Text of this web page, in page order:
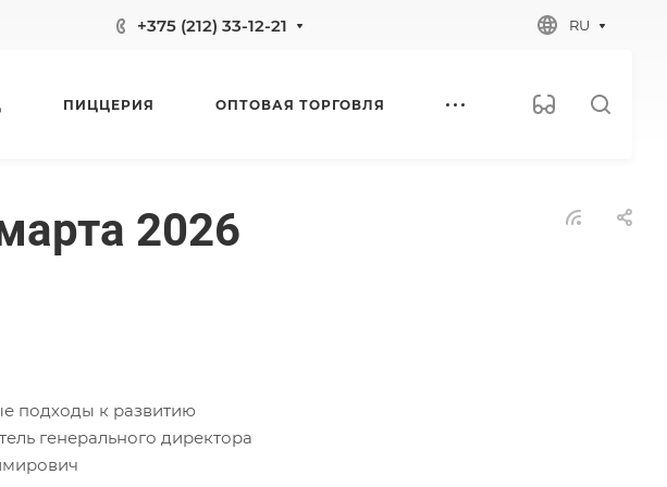
+375 (212) 33-12-21 RU
ПИЦЦЕРИЯ ОПТОВАЯ ТОРГОВЛЯ
2026
подходы к развитию
генерального директора